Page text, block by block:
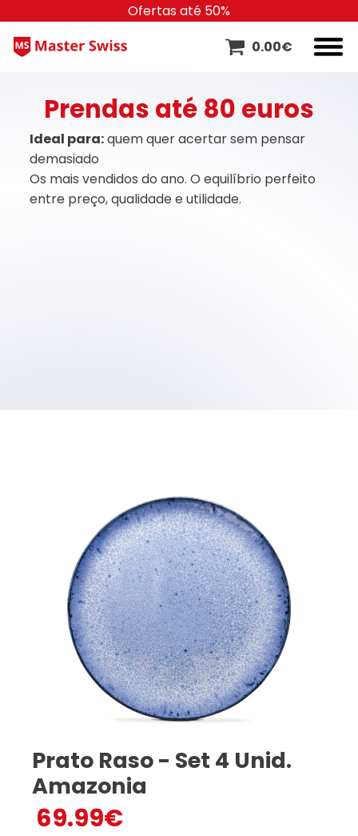
Ofertas até 50%
0.00€
Prendas até 80 euros
Ideal para:quem quer acertar sem pensar
demasiado
Os mais vendidos do ano. O equilíbrio perfeito
entre preço, qualidade e utilidade.
Prato Raso - Set 4 Unid.
Amazonia
69.99€